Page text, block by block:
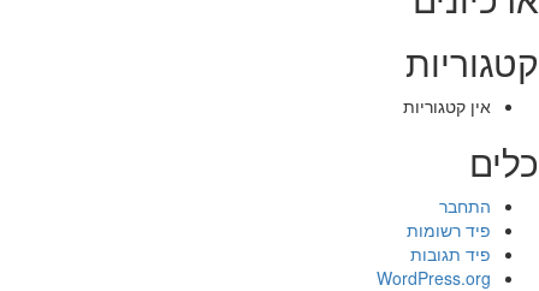
קטגוריות
אין קטגוריות
כלים
התחבר
פיד רשומות
פיד תגובות
WordPress.org